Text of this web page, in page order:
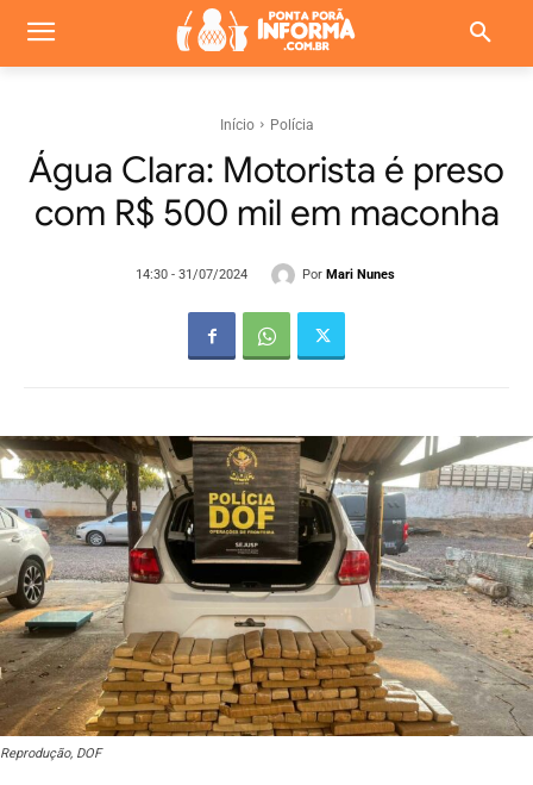
Início Polícia
Água Clara: Motorista é preso
com R$ 500 mil em maconha
14:30 - 31/07/2024 Por Mari Nunes
Reprodução, DOF